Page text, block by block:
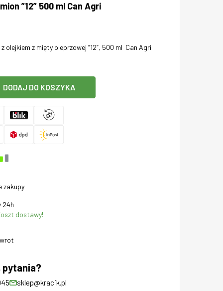
”12” 500 ml Can Agri
olejkiem z mięty pieprzowej ”12”, 500 ml Can Agri
DODAJ DO KOSZYKA
zakupy
24h
dostawy!
pytania?
sklep@kracik.pl